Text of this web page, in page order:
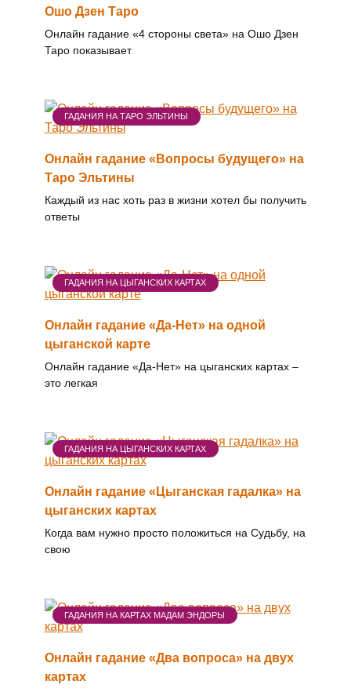
Ошо Дзен Таро
Онлайн гадание «4 стороны света» на Ошо Дзен
Таро показывает
ГАДАНИЯ НА ТАРО ЭЛЬТИНЫ
Онлайн гадание «Вопросы будущего» на
Таро Эльтины
Каждый из нас хоть раз в жизни хотел бы получить
ответы
ГАДАНИЯ НА ЦЫГАНСКИХ КАРТАХ
Онлайн гадание «Да-Нет» на одной
цыганской карте
Онлайн гадание «Да-Нет» на цыганских картах –
это легкая
ГАДАНИЯ НА ЦЫГАНСКИХ КАРТАХ
Онлайн гадание «Цыганская гадалка» на
цыганских картах
Когда вам нужно просто положиться на Судьбу, на
свою
ГАДАНИЯ НА КАРТАХ МАДАМ ЭНДОРЫ
Онлайн гадание «Два вопроса» на двух
картах